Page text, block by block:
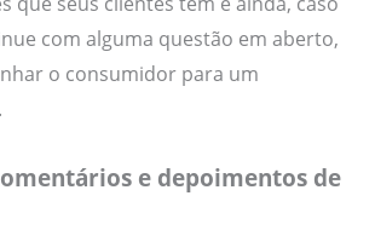
com alguma questão em aberto,
o consumidor para um
e depoimentos de